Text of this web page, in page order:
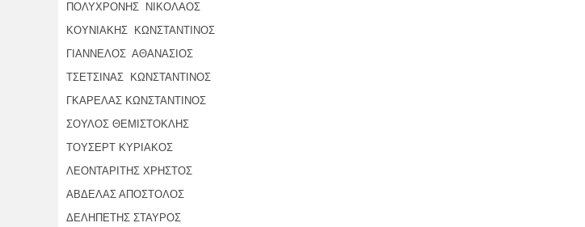
ΠΟΛΥΧΡΟΝΗΣ ΝΙΚΟΛΑΟΣ
ΚΟΥΝΙΑΚΗΣ ΚΩΝΣΤΑΝΤΙΝΟΣ
ΓΙΑΝΝΕΛΟΣ ΑΘΑΝΑΣΙΟΣ
ΤΣΕΤΣΙΝΑΣ ΚΩΝΣΤΑΝΤΙΝΟΣ
ΓΚΑΡΕΛΑΣ ΚΩΝΣΤΑΝΤΙΝΟΣ
ΣΟΥΛΟΣ ΘΕΜΙΣΤΟΚΛΗΣ
ΤΟΥΣΕΡΤ ΚΥΡΙΑΚΟΣ
ΛΕΟΝΤΑΡΙΤΗΣ ΧΡΗΣΤΟΣ
ΑΒΔΕΛΑΣ ΑΠΟΣΤΟΛΟΣ
ΔΕΛΗΠΕΤΗΣ ΣΤΑΥΡΟΣ